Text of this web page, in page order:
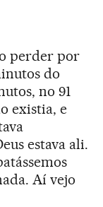
perder por
do
no 91
existia, e
estava ali.
Aí vejo